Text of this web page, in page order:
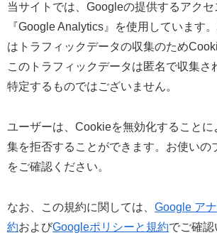
当サイトでは、Googleの提供するアク
『Google Analytics』を使用しています
はトラフィックデータの収集のため
このトラフィックデータは匿名で収集さ
特定するものではございません。
ユーザーは、Cookieを無効化することに
集を拒否することができます。お使いの
をご確認ください。
なお、この規約に関しては、 Google ア
約およびGoogleポリシーと規約でご確認